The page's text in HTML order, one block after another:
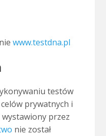
www.testdna.pl
testów
prywatnych i
wystawiony przez
nie został